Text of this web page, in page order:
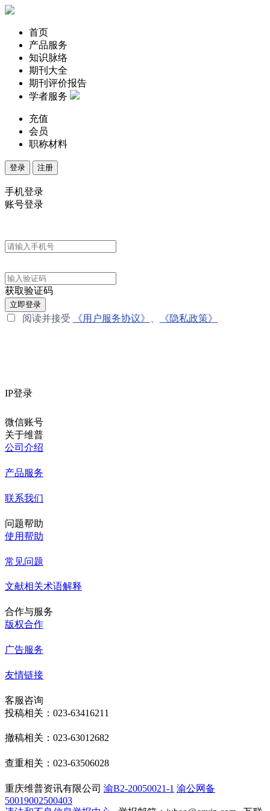
首页
产品服务
知识脉络
期刊大全
期刊评价报告
学者服务
充值
会员
职称材料
登录 注册
手机登录
账号登录
获取验证码
立即登录
阅读并接受 《用户服务协议》 《隐私政策》
IP登录
微信账号
关于维普
公司介绍
产品服务
联系我们
问题帮助
使用帮助
常见问题
文献相关术语解释
合作与服务
版权合作
广告服务
友情链接
客服咨询
投稿相关：023-63416211
撤稿相关：023-63012682
查重相关：023-63506028
重庆维普资讯有限公司 渝B2-20050021-1 渝公网备
50019002500403